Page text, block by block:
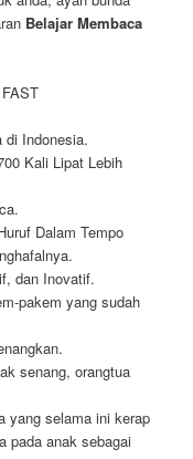
Belajar Membaca
di Indonesia.
Kali Lipat Lebih
Dalam Tempo
dan Inovatif.
pakem yang sudah
senang, orangtua
yang selama ini kerap
pada anak sebagai